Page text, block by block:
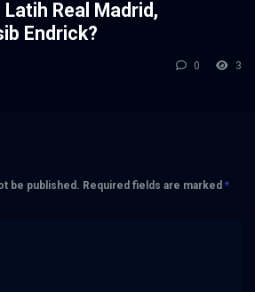
Real Madrid,
Endrick?
0 3
be published. Required fields are marked *